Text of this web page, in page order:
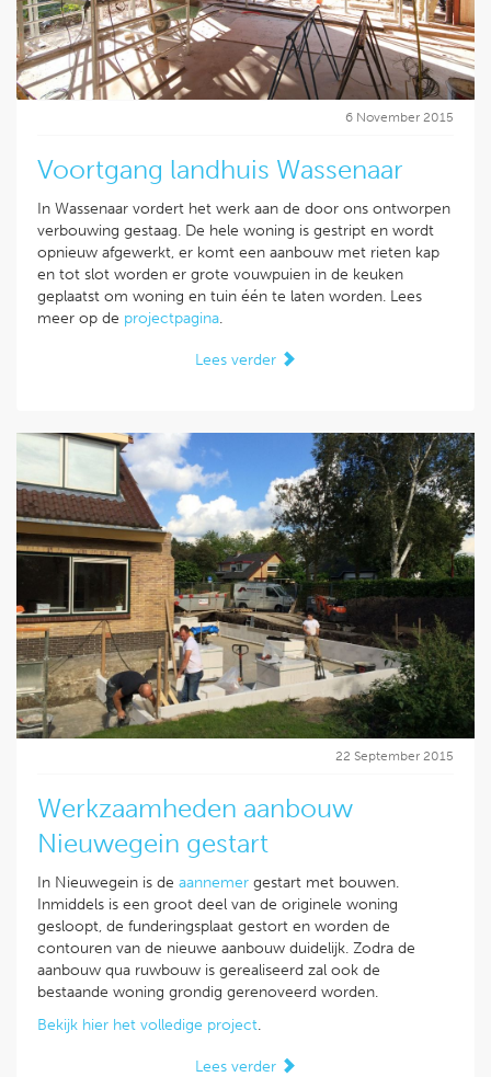
6 November 2015
Voortgang landhuis Wassenaar
In Wassenaar vordert het werk aan de door ons ontworpen
verbouwing gestaag. De hele woning is gestript en wordt
opnieuw afgewerkt, er komt een aanbouw met rieten kap
en tot slot worden er grote vouwpuien in de keuken
geplaatst om woning en tuin één te laten worden. Lees
meer op de projectpagina.
Lees verder
22 September 2015
Werkzaamheden aanbouw
Nieuwegein gestart
In Nieuwegein is de aannemer gestart met bouwen.
Inmiddels is een groot deel van de originele woning
gesloopt, de funderingsplaat gestort en worden de
contouren van de nieuwe aanbouw duidelijk. Zodra de
aanbouw qua ruwbouw is gerealiseerd zal ook de
bestaande woning grondig gerenoveerd worden.
Bekijk hier het volledige project.
Lees verder